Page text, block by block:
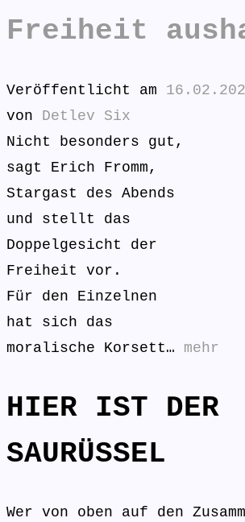
Freiheit
Veröffentlicht am
von Detlev Six
Nicht besonders gut,
sagt Erich Fromm,
Stargast des Abends
und stellt das
Doppelgesicht der
Freiheit vor.
Für den Einzelnen
hat sich das
moralische Korsett… mehr
HIER IST DER
SAURÜSSEL
Wer von oben auf den